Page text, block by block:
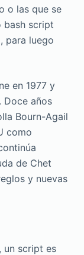
o las que se
bash script
para luego
en 1977 y
Doce años
Bourn-Agail
como
de Chet
y nuevas
un script es